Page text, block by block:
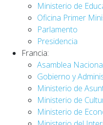
Ministerio de
Oficina Primer
Parlamento
Presidencia
Francia:
Asamblea
Gobierno y
Ministerio de
Ministerio de
Ministerio de